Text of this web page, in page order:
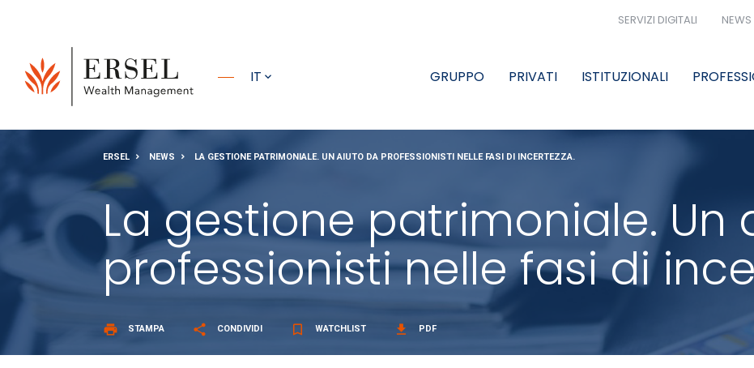
PAGINA
SERVIZI DIGITALI NEWS
IT GRUPPO PRIVATI ISTITUZIONALI
ERSEL NEWS LA GESTIONE PATRIMONIALE. UN AIUTO DA PROFESSIONISTI NELLE FASI DI INCERTEZZA.
La gestione patrimoniale. Un
professionisti nelle fasi di
print STAMPA share CONDIVIDI bookmark_border WATCHLIST get_app PDF